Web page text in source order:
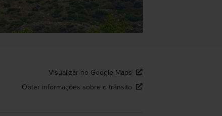
Visualizar no Google Maps
Obter informações sobre o trânsito